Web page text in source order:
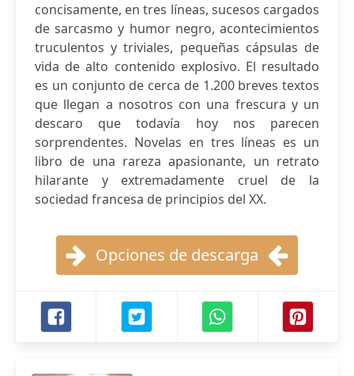
concisamente, en tres líneas, sucesos cargados
de sarcasmo y humor negro, acontecimientos
truculentos y triviales, pequeñas cápsulas de
vida de alto contenido explosivo. El resultado
es un conjunto de cerca de 1.200 breves textos
que llegan a nosotros con una frescura y un
descaro que todavía hoy nos parecen
sorprendentes. Novelas en tres líneas es un
libro de una rareza apasionante, un retrato
hilarante y extremadamente cruel de la
sociedad francesa de principios del XX.
Opciones de descarga